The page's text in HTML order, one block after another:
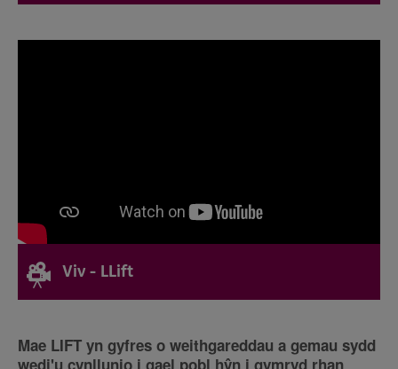
Viv - LLift
Mae LIFT yn gyfres o weithgareddau a gemau sydd
wedi'u cynllunio i gael pobl hŷn i gymryd rhan